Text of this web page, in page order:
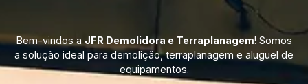
Bem-vindos a JFR Demolidora e Terraplanagem! Somos
a solução ideal para demolição, terraplanagem e aluguel de
equipamentos.